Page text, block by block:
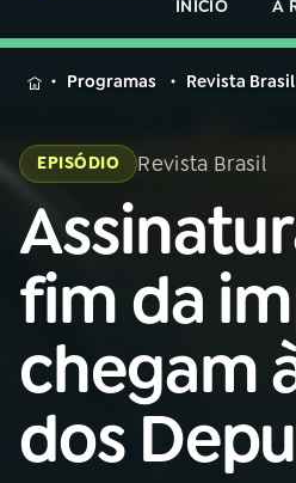
INÍCIO
A
MENU
Buscar
na
Rádio
Nacional
AO VIVO
01 INÍCIO
02A RÁDIO
na
Rádio
Programas Revista Brasil
EPISÓDIO Revista Brasil
fim da
chegam
dos